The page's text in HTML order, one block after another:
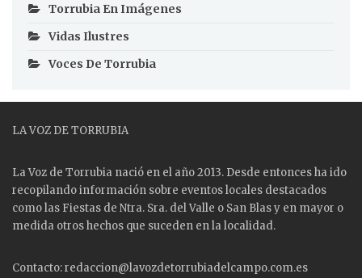
Torrubia En Imágenes
Vidas Ilustres
Voces De Torrubia
LA VOZ DE TORRUBIA
La Voz de Torrubia nació en el año 2013. Desde entonces ha ido
recopilando información sobre eventos locales destacados
como las Fiestas de Ntra. Sra. del Valle o San Blas y en mayor o
medida otros hechos que suceden en la localidad.
Contacto: redaccion@lavozdetorrubiadelcampo.com.es